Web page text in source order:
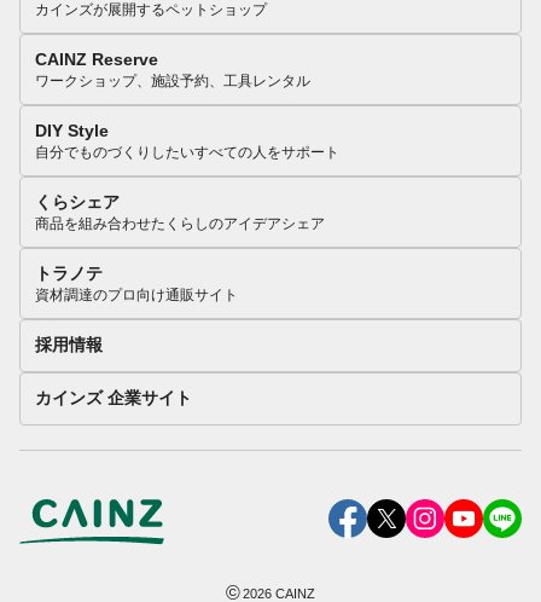
カインズが展開するペットショップ
CAINZ Reserve
ワークショップ、施設予約、工具レンタル
DIY Style
自分でものづくりしたいすべての人をサポート
くらシェア
商品を組み合わせたくらしのアイデアシェア
トラノテ
資材調達のプロ向け通販サイト
採用情報
カインズ 企業サイト
©2026 CAINZ